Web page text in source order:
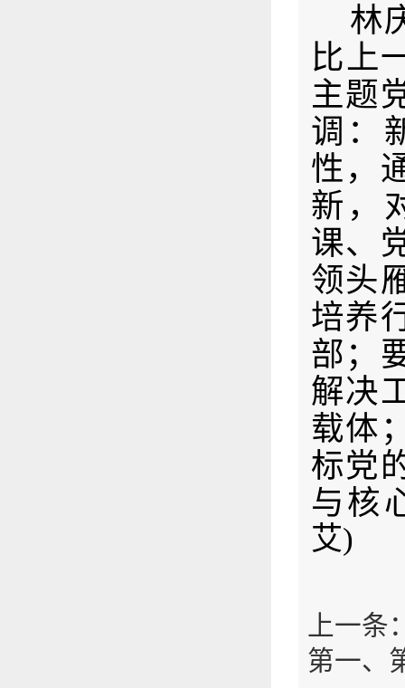
林
比上
主题
调 ：
性，
新，
课、
领头
培养
部；
解决
载体
标党
与核
艾)
上一条
第一、